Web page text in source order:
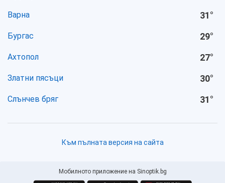
Варна 31°
Бургас 29°
Ахтопол 27°
Златни пясъци 30°
Слънчев бряг 31°
Към пълната версия на сайта
Мобилното приложение на Sinoptik.bg